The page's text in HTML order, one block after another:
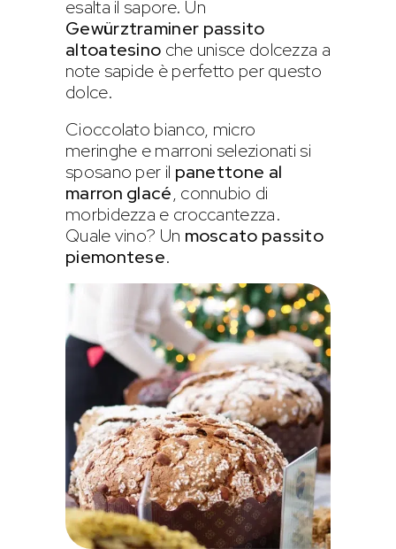
esalta il sapore. Un
Gewürztraminer passito
altoatesino che unisce dolcezza a
note sapide è perfetto per questo
dolce.
Cioccolato bianco, micro
meringhe e marroni selezionati si
sposano per il panettone al
marron glacé, connubio di
morbidezza e croccantezza.
Quale vino? Un moscato passito
piemontese.